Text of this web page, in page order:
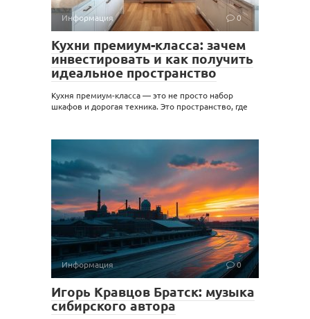
Информация 0
Кухни премиум-класса: зачем
инвестировать и как получить
идеальное пространство
Кухня премиум-класса — это не просто набор
шкафов и дорогая техника. Это пространство, где
Информация 0
Игорь Кравцов Братск: музыка
сибирского автора